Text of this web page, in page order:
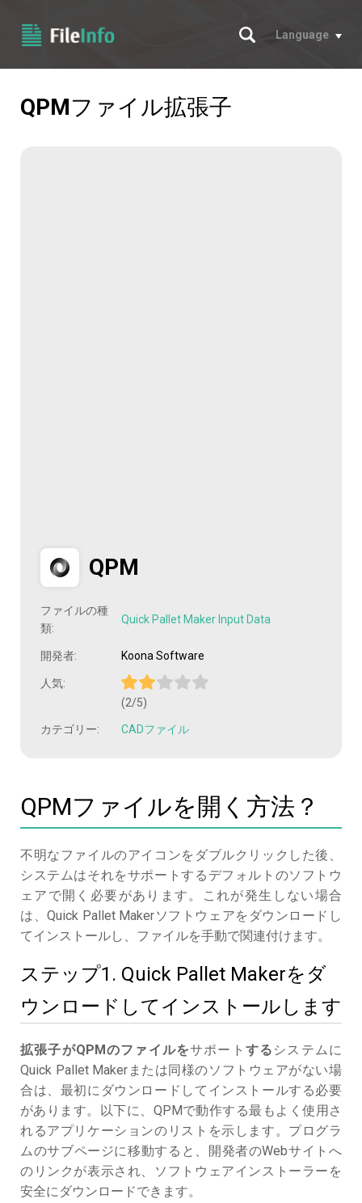
サーチ
Language
QPMファイル拡張子
QPM
ファイルの種
類:
Quick Pallet Maker Input Data
開発者: Koona Software
人気:
(2/5)
カテゴリー: CADファイル
QPMファイルを開く方法？
不明なファイルのアイコンをダブルクリックした後、
システムはそれをサポートするデフォルトのソフトウ
ェアで開く必要があります。これが発生しない場合
は、Quick Pallet Makerソフトウェアをダウンロードし
てインストールし、ファイルを手動で関連付けます。
ステップ1. Quick Pallet Makerをダ
ウンロードしてインストールします
拡張子がQPMのファイルをサポート する システムに
Quick Pallet Makerまたは同様のソフトウェアがない場
合は、最初にダウンロードしてインストールする必要
があります。以下に、QPMで動作する最もよく使用さ
れるアプリケーションのリストを示します。プログラ
ムのサブページに移動すると、開発者のWebサイトへ
のリンクが表示され、ソフトウェアインストーラーを
安全にダウンロードできます。